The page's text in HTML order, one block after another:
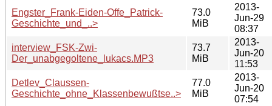
Engster_Frank-Eiden-Offe_Patrick-
Geschichte_und_..>
73.0
MiB
2013-
Jun-29
08:37
interview_FSK-Zwi-
Der_unabgegoltene_lukacs.MP3
73.7
MiB
2013-
Jun-20
11:53
Detlev_Claussen-
Geschichte_ohne_Klassenbewußtse..>
77.0
MiB
2013-
Jun-20
07:54